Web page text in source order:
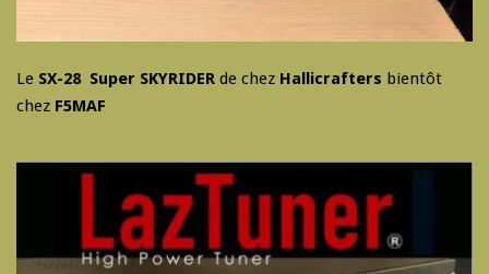
Le SX-28 Super SKYRIDER de chez Hallicrafters bientôt
chez F5MAF